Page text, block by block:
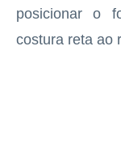
posicionar o
costura reta ao